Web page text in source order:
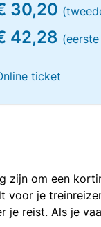
30,20
42,28
ticket
zijn om een
je
je reist. Als je